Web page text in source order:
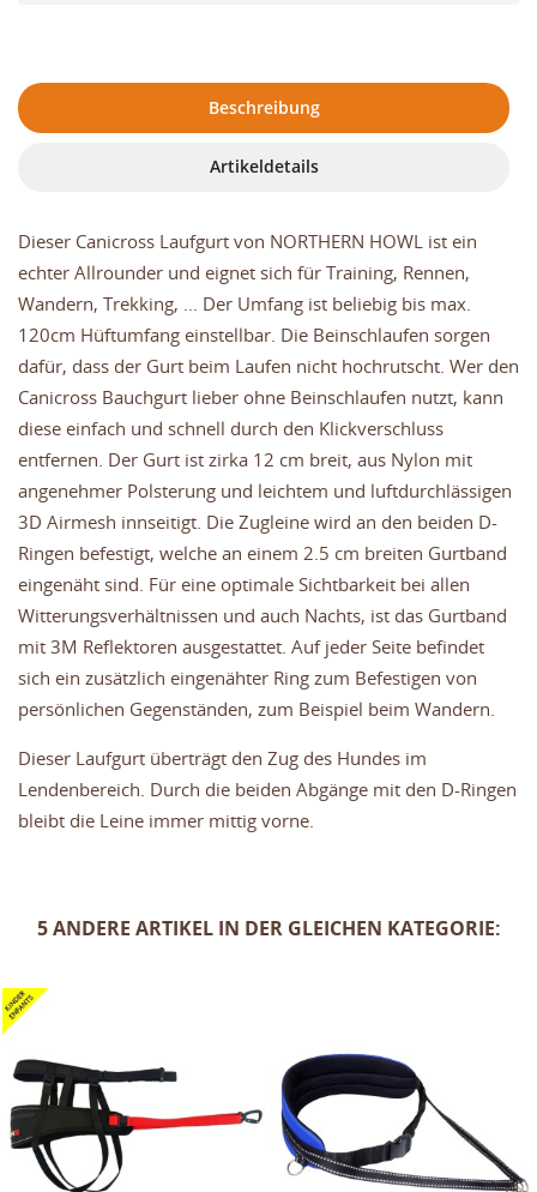
Beschreibung
Artikeldetails
Dieser Canicross Laufgurt von NORTHERN HOWL ist ein
echter Allrounder und eignet sich für Training, Rennen,
Wandern, Trekking, ... Der Umfang ist beliebig bis max.
120cm Hüftumfang einstellbar. Die Beinschlaufen sorgen
dafür, dass der Gurt beim Laufen nicht hochrutscht. Wer den
Canicross Bauchgurt lieber ohne Beinschlaufen nutzt, kann
diese einfach und schnell durch den Klickverschluss
entfernen. Der Gurt ist zirka 12 cm breit, aus Nylon mit
angenehmer Polsterung und leichtem und luftdurchlässigen
3D Airmesh innseitigt. Die Zugleine wird an den beiden D-
Ringen befestigt, welche an einem 2.5 cm breiten Gurtband
eingenäht sind. Für eine optimale Sichtbarkeit bei allen
Witterungsverhältnissen und auch Nachts, ist das Gurtband
mit 3M Reflektoren ausgestattet. Auf jeder Seite befindet
sich ein zusätzlich eingenähter Ring zum Befestigen von
persönlichen Gegenständen, zum Beispiel beim Wandern.
Dieser Laufgurt überträgt den Zug des Hundes im
Lendenbereich. Durch die beiden Abgänge mit den D-Ringen
bleibt die Leine immer mittig vorne.
5 ANDERE ARTIKEL IN DER GLEICHEN KATEGORIE: